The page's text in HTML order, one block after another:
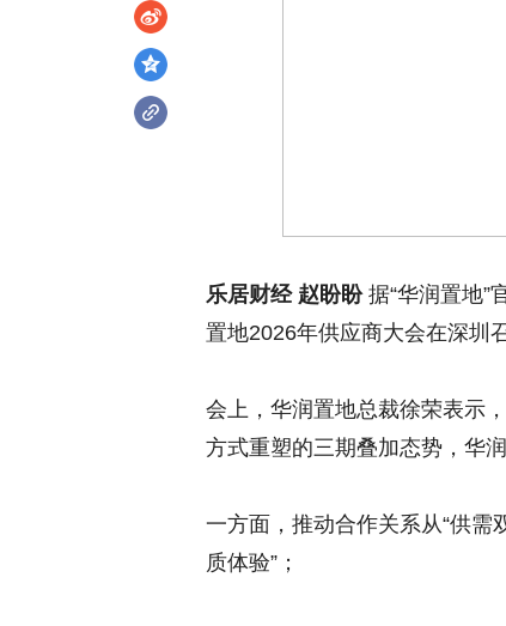
乐居财经 赵盼盼据“华润置地”
置地2026年供应商大会在深圳
会上，华润置地总裁徐荣表示
方式重塑的三期叠加态势，华
一方面，推动合作关系从“供需
质体验”；